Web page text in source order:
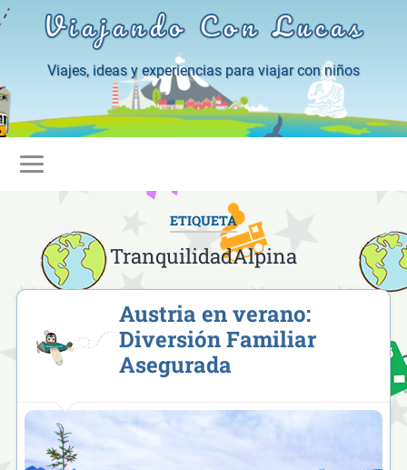
Viajando Con Lucas
Viajes, ideas y experiencias para viajar con niños
ETIQUETA
TranquilidadAlpina
Austria en verano:
Diversión Familiar
Asegurada